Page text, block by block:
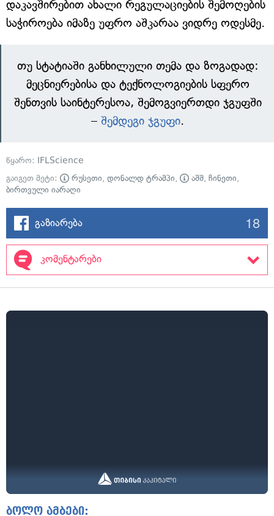
დაკავშირებით ახალი რეგულაციების შემოღების
საჭიროება იმაზე უფრო აშკარაა ვიდრე ოდესმე.
თუ სტატიაში განხილული თემა და ზოგადად:
მეცნიერებისა და ტექნოლოგიების სფერო
შენთვის საინტერესოა, შემოგვიერთდი ჯგუფში
– შემდეგი ჯგუფი.
წყარო: IFLScience
გაიგეთ მეტი:
რუსეთი, დონალდ ტრამპი, აშშ, ჩინეთი,
ბირთვული იარაღი
გაზიარება 18
კომენტარები
ბოლო ამბები: